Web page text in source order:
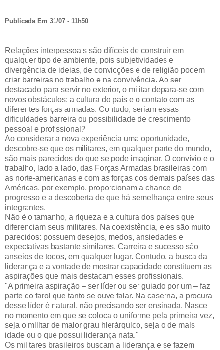
Publicada Em 31/07 - 11h50
Relações interpessoais são difíceis de construir em
qualquer tipo de ambiente, pois subjetividades e
divergência de ideias, de convicções e de religião podem
criar barreiras no trabalho e na convivência. Ao ser
destacado para servir no exterior, o militar depara-se com
novos obstáculos: a cultura do país e o contato com as
diferentes forças armadas. Contudo, seriam essas
dificuldades barreira ou possibilidade de crescimento
pessoal e profissional?
Ao considerar a nova experiência uma oportunidade,
descobre-se que os militares, em qualquer parte do mundo,
são mais parecidos do que se pode imaginar. O convívio e o
trabalho, lado a lado, das Forças Armadas brasileiras com
as norte-americanas e com as forças dos demais países das
Américas, por exemplo, proporcionam a chance de
progresso e a descoberta de que há semelhança entre seus
integrantes.
Não é o tamanho, a riqueza e a cultura dos países que
diferenciam seus militares. Na coexistência, eles são muito
parecidos: possuem desejos, medos, ansiedades e
expectativas bastante similares. Carreira e sucesso são
anseios de todos, em qualquer lugar. Contudo, a busca da
liderança e a vontade de mostrar capacidade constituem as
aspirações que mais destacam esses profissionais.
A primeira aspiração – ser líder ou ser guiado por um – faz
parte do farol que tanto se ouve falar. Na caserna, a procura
desse líder é natural, não precisando ser ensinada. Nasce
no momento em que se coloca o uniforme pela primeira vez,
seja o militar de maior grau hierárquico, seja o de mais
idade ou o que possui liderança nata.
Os militares brasileiros buscam a liderança e se fazem